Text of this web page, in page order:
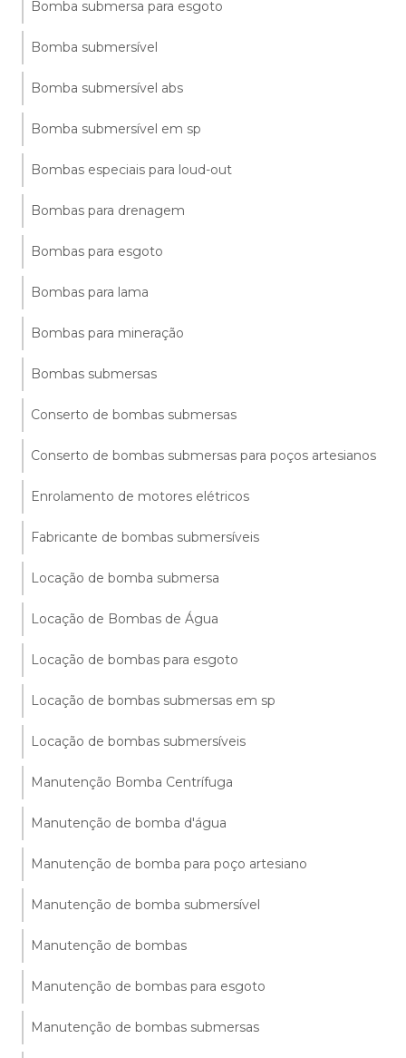
Bomba submersa para esgoto
Bomba submersível
Bomba submersível abs
Bomba submersível em sp
Bombas especiais para loud-out
Bombas para drenagem
Bombas para esgoto
Bombas para lama
Bombas para mineração
Bombas submersas
Conserto de bombas submersas
Conserto de bombas submersas para poços artesianos
Enrolamento de motores elétricos
Fabricante de bombas submersíveis
Locação de bomba submersa
Locação de Bombas de Água
Locação de bombas para esgoto
Locação de bombas submersas em sp
Locação de bombas submersíveis
Manutenção Bomba Centrífuga
Manutenção de bomba d'água
Manutenção de bomba para poço artesiano
Manutenção de bomba submersível
Manutenção de bombas
Manutenção de bombas para esgoto
Manutenção de bombas submersas